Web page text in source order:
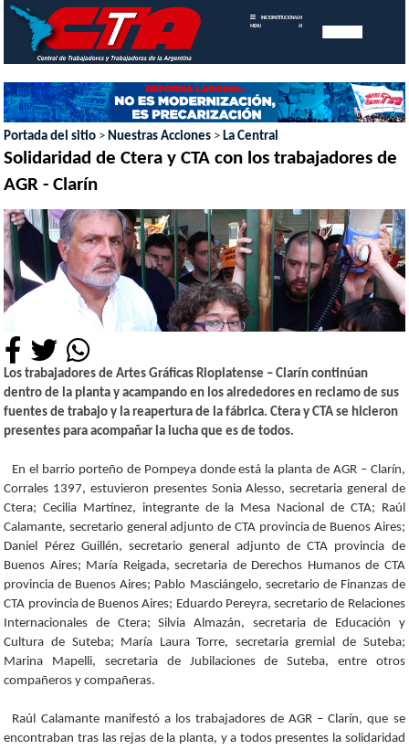
MENU
INICIOINSTITUCIONAL MEMORIAS
ANUALES
Portada del sitio > Nuestras Acciones > La Central
Solidaridad de Ctera y CTA con los trabajadores de
AGR - Clarín
Los trabajadores de Artes Gráficas Rioplatense – Clarín continúan
dentro de la planta y acampando en los alrededores en reclamo de sus
fuentes de trabajo y la reapertura de la fábrica. Ctera y CTA se hicieron
presentes para acompañar la lucha que es de todos.
En el barrio porteño de Pompeya donde está la planta de AGR – Clarín,
Corrales 1397, estuvieron presentes Sonia Alesso, secretaria general de
Ctera; Cecilia Martínez, integrante de la Mesa Nacional de CTA; Raúl
Calamante, secretario general adjunto de CTA provincia de Buenos Aires;
Daniel Pérez Guillén, secretario general adjunto de CTA provincia de
Buenos Aires; María Reigada, secretaria de Derechos Humanos de CTA
provincia de Buenos Aires; Pablo Masciángelo, secretario de Finanzas de
CTA provincia de Buenos Aires; Eduardo Pereyra, secretario de Relaciones
Internacionales de Ctera; Silvia Almazán, secretaria de Educación y
Cultura de Suteba; María Laura Torre, secretaria gremial de Suteba;
Marina Mapelli, secretaria de Jubilaciones de Suteba, entre otros
compañeros y compañeras.
Raúl Calamante manifestó a los trabajadores de AGR – Clarín, que se
encontraban tras las rejas de la planta, y a todos presentes la solidaridad